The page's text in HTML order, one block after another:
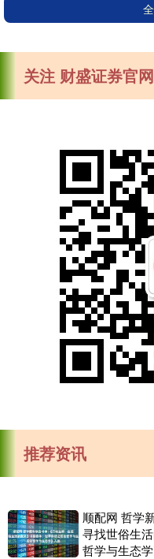
关注 财盛证券官网
推荐资讯
顺配网 哲学
寻找世俗生
哲学与生态